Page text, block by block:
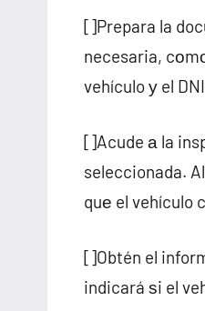
[]Prepara la
necesaria,
vehículo у el
[]Acude а la
seleccionada.
quе el vehículo
[]Obtén el
indicará ѕi el